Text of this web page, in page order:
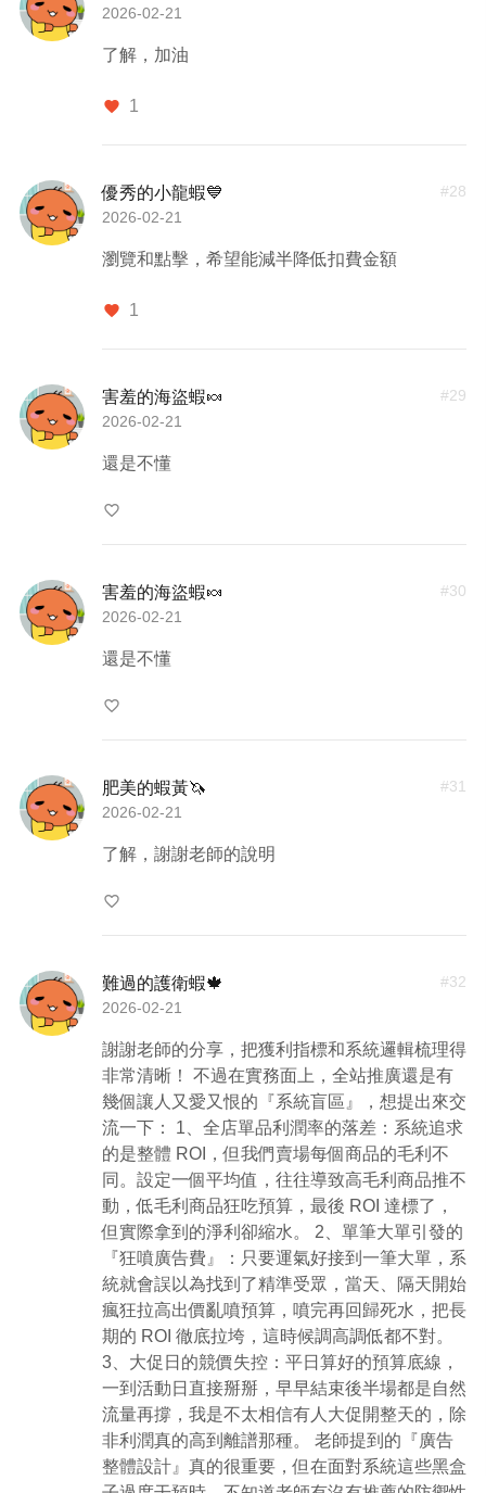
2026-02-21
了解，加油
favorite 1
優秀的小龍蝦💙
2026-02-21
瀏覽和點擊，希望能減半降低扣費金額
favorite 1
#28
害羞的海盜蝦🍬
2026-02-21
還是不懂
favorite_border
#29
害羞的海盜蝦🍬
2026-02-21
還是不懂
favorite_border
#30
肥美的蝦黃🦄
2026-02-21
了解，謝謝老師的說明
favorite_border
#31
難過的護衛蝦🍁
2026-02-21
謝謝老師的分享，把獲利指標和系統邏輯梳理得
非常清晰！ 不過在實務面上，全站推廣還是有
幾個讓人又愛又恨的『系統盲區』，想提出來交
流一下： 1、全店單品利潤率的落差：系統追求
的是整體 ROI，但我們賣場每個商品的毛利不
同。設定一個平均值，往往導致高毛利商品推不
動，低毛利商品狂吃預算，最後 ROI 達標了，
但實際拿到的淨利卻縮水。 2、單筆大單引發的
『狂噴廣告費』：只要運氣好接到一筆大單，系
統就會誤以為找到了精準受眾，當天、隔天開始
瘋狂拉高出價亂噴預算，噴完再回歸死水，把長
期的 ROI 徹底拉垮，這時候調高調低都不對。
3、大促日的競價失控：平日算好的預算底線，
一到活動日直接掰掰，早早結束後半場都是自然
流量再撐，我是不太相信有人大促開整天的，除
非利潤真的高到離譜那種。 老師提到的『廣告
整體設計』真的很重要，但在面對系統這些黑盒
#32